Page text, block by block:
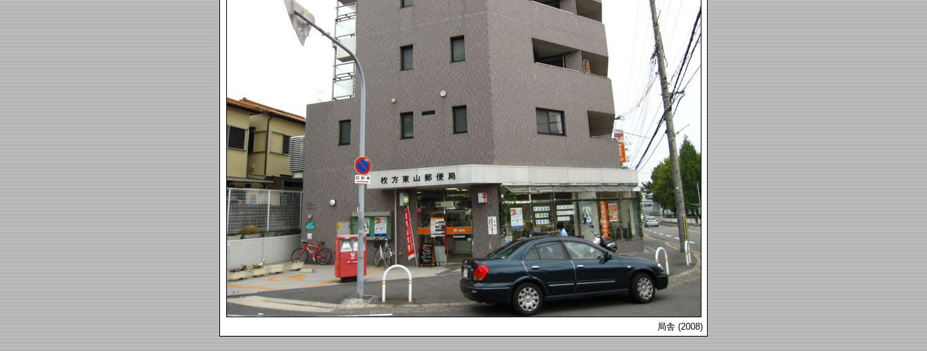
局舎 (2008)